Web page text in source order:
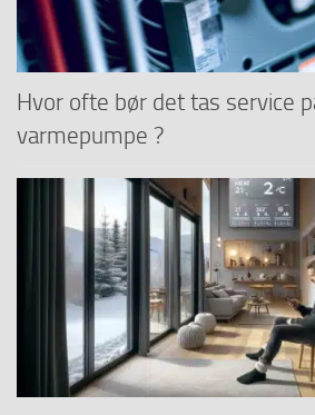
Hvor ofte bør det tas service
varmepumpe ?